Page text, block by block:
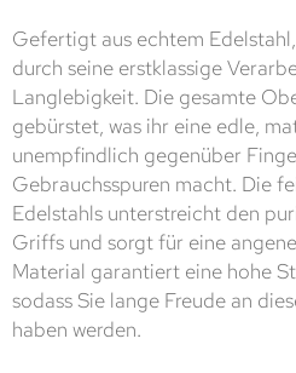
Gefertigt aus echtem
durch seine erstklassige
Langlebigkeit. Die gesamte
gebürstet, was ihr eine edle,
unempfindlich gegenüber
Gebrauchsspuren macht. Die
Edelstahls unterstreicht den
Griffs und sorgt für eine
Material garantiert eine hohe
sodass Sie lange Freude an
haben werden.